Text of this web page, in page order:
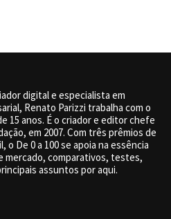
digital e especialista em
Renato Parizzi trabalha com o
15 anos. É o criador e editor chefe
em 2007. Com três prêmios de
De 0 a 100 se apoia na essência
mercado, comparativos, testes,
assuntos por aqui.